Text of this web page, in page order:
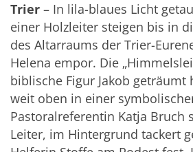
Trier – In lila-blaues Licht
einer Holzleiter steigen bis in
des Altarraums der Trier-
Helena empor. Die
biblische Figur Jakob geträumt
weit oben in einer
Pastoralreferentin Katja Bruch
Leiter, im Hintergrund tackert